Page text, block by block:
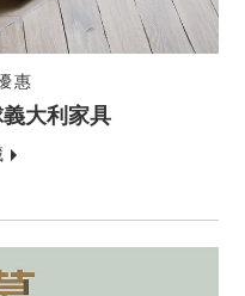
惠
大利家具